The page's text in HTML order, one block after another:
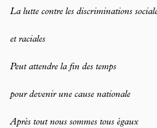
La lutte contre les discriminations
et raciales
Peut attendre la fin des temps
pour devenir une cause nationale
Après tout nous sommes tous égaux